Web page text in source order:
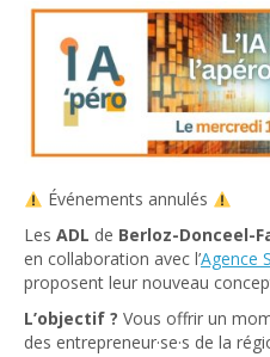
Événements annulés
Les ADL de Berloz-Donceel-
en collaboration avec l’Agence
proposent leur nouveau
L’objectif ? Vous offrir un
des entrepreneur·se·s de la